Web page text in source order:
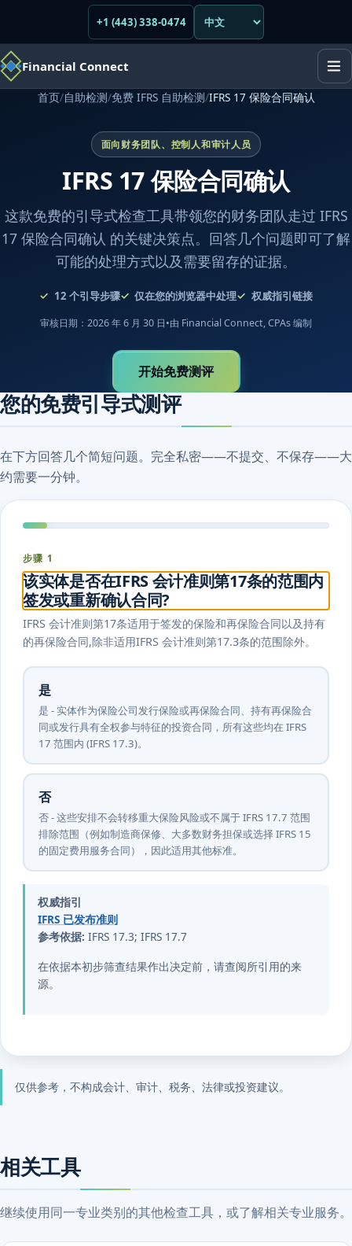
+1 (443) 338-0474
Financial Connect
首页/自助检测/免费 IFRS 自助检测/IFRS 17 保险合同确认
面向财务团队、控制人和审计人员
IFRS 17 保险合同确认
这款免费的引导式检查工具带领您的财务团队走过 IFRS
17 保险合同确认 的关键决策点。回答几个问题即可了解
可能的处理方式以及需要留存的证据。
12 个引导步骤 仅在您的浏览器中处理 权威指引链接
审核日期：2026 年 6 月 30 日•由 Financial Connect, CPAs 编制
开始免费测评
您的免费引导式测评
在下方回答几个简短问题。完全私密——不提交、不保存——大
约需要一分钟。
步骤 1
该实体是否在IFRS 会计准则第17条的范围内
签发或重新确认合同?
IFRS 会计准则第17条适用于签发的保险和再保险合同以及持有
的再保险合同,除非适用IFRS 会计准则第17.3条的范围除外。
是
是 - 实体作为保险公司发行保险或再保险合同、持有再保险合
同或发行具有全权参与特征的投资合同，所有这些均在 IFRS
17 范围内 (IFRS 17.3)。
否
否 - 这些安排不会转移重大保险风险或不属于 IFRS 17.7 范围
排除范围（例如制造商保修、大多数财务担保或选择 IFRS 15
的固定费用服务合同），因此适用其他标准。
权威指引
IFRS 已发布准则
参考依据: IFRS 17.3; IFRS 17.7
在依据本初步筛查结果作出决定前，请查阅所引用的来
源。
仅供参考，不构成会计、审计、税务、法律或投资建议。
相关工具
继续使用同一专业类别的其他检查工具，或了解相关专业服务。